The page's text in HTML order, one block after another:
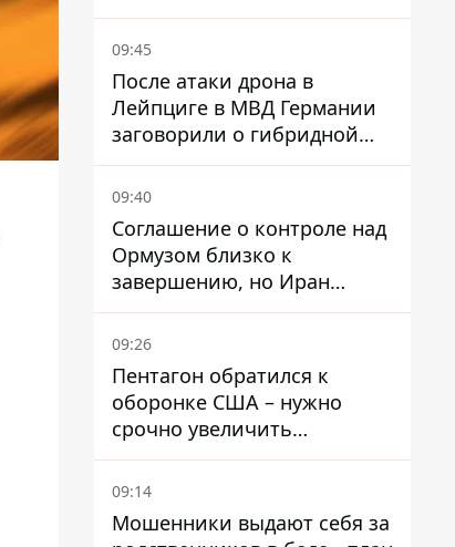
избегать участков с
пробками
09:45
После атаки дрона в
Лейпциге в МВД Германии
заговорили о гибридной
войне – мы ежедневно цель
09:40
Соглашение о контроле над
Ормузом близко к
завершению, но Иран
выдвинул новые
требования – СМИ
раскрыли подробности
09:26
Пентагон обратился к
оборонке США – нужно
срочно увеличить
производство вооружений
09:14
Мошенники выдают себя за